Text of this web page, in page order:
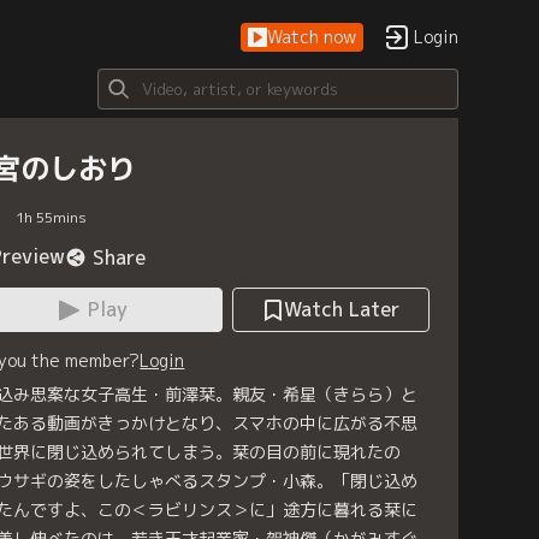
Watch now Login
のしおり
1h 55mins
Share
Play
Watch Later
the member?Login
み思案な女子高生・前澤栞。親友・希星（きらら）と
ある動画がきっかけとなり、スマホの中に広がる不思
界に閉じ込められてしまう。栞の目の前に現れたの
サギの姿をしたしゃべるスタンプ・小森。「閉じ込め
んですよ、この＜ラビリンス＞に」途方に暮れる栞に